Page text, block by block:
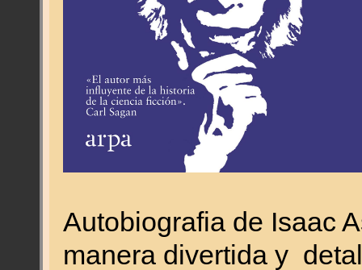
Autobiografia de Isaac
manera divertida y